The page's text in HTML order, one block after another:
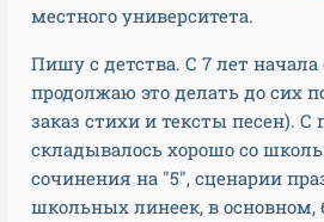
местного университета.
Пишу с детства. С 7 лет
продолжаю это делать до сих
заказ стихи и тексты песен). С
складывалось хорошо со
сочинения на "5", сценарии
школьных линеек, в